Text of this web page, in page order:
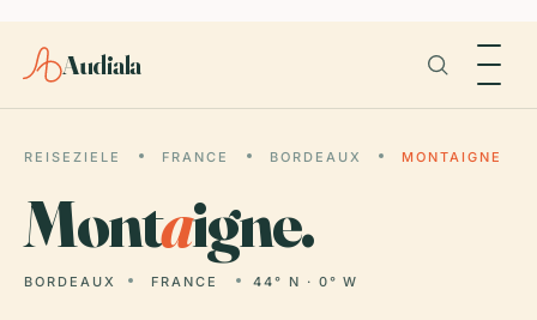
Audiala
REISEZIELE FRANCE BORDEAUX MONTAIGNE
Montaigne.
BORDEAUX FRANCE 44° N · 0° W